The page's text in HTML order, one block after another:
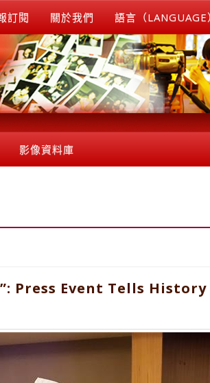
訂閱 關於我們 語言（LANGUAGE
影像資料庫
Press Event Tells